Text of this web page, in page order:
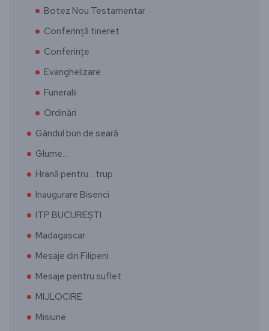
Botez Nou Testamentar
Conferință tineret
Conferințe
Evanghelizare
Funeralii
Ordinări
Gândul bun de seară
Glume…
Hrană pentru… trup
Inaugurare Biserici
ITP BUCUREȘTI
Madagascar
Mesaje din Filipeni
Mesaje pentru suflet
MIJLOCIRE
Misiune